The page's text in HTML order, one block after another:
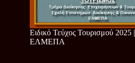
Ειδικό Τεύχος Τουρισμού 2025 |
ΕΛΜΕΠΑ